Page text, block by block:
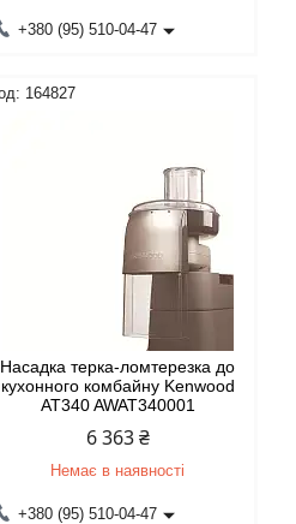
+380 (95) 510-04-47
164827
Насадка терка-ломтерезка до
кухонного комбайну Kenwood
AT340 AWAT340001
6 363 ₴
Немає в наявності
+380 (95) 510-04-47